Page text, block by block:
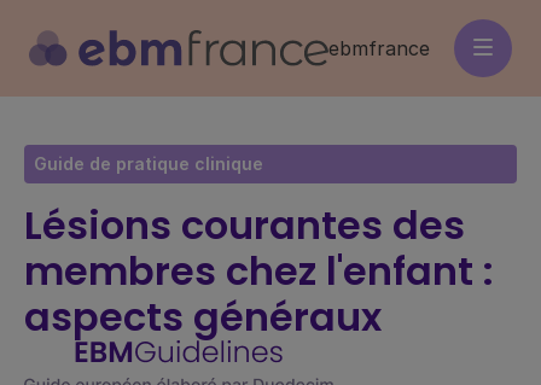
contenu
principal
ebmfrance
Guide de pratique clinique
Lésions courantes des
membres chez l'enfant :
aspects généraux